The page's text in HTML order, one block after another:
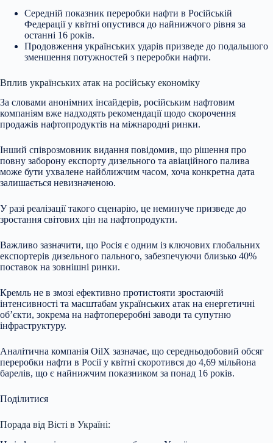
Середній показник переробки нафти в Російській
Федерації у квітні опустився до найнижчого рівня за
останні 16 років.
Продовження українських ударів призведе до подальшого
зменшення потужностей з переробки нафти.
Вплив українських атак на російську економіку
За словами анонімних інсайдерів, російським нафтовим
компаніям вже надходять рекомендації щодо скорочення
продажів нафтопродуктів на міжнародні ринки.
Інший співрозмовник видання повідомив, що рішення про
повну заборону експорту дизельного та авіаційного палива
може бути ухвалене найближчим часом, хоча конкретна дата
залишається невизначеною.
У разі реалізації такого сценарію, це неминуче призведе до
зростання світових цін на нафтопродукти.
Важливо зазначити, що Росія є одним із ключових глобальних
експортерів дизельного пального, забезпечуючи близько 40%
поставок на зовнішні ринки.
Кремль не в змозі ефективно протистояти зростаючій
інтенсивності та масштабам українських атак на енергетичні
об’єкти, зокрема на нафтопереробні заводи та супутню
інфраструктуру.
Аналітична компанія OilX зазначає, що середньодобовий обсяг
переробки нафти в Росії у квітні скоротився до 4,69 мільйона
барелів, що є найнижчим показником за понад 16 років.
Поділитися
Порада від Вісті в Україні: